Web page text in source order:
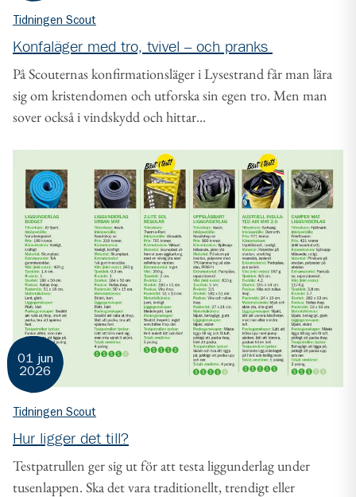
Tidningen Scout
Konfaläger med tro, tvivel – och pranks
På Scouternas konfirmationsläger i Lysestrand får man lära
sig om kristendomen och utforska sin egen tro. Men man
sover också i vindskydd och hittar...
01 jun
2026
Tidningen Scout
Hur ligger det till?
Testpatrullen ger sig ut för att testa liggunderlag under
tusenlappen. Ska det vara traditionellt, trendigt eller